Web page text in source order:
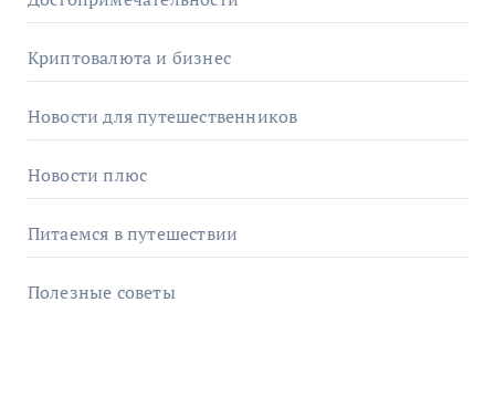
Криптовалюта и бизнес
Новости для путешественников
Новости плюс
Питаемся в путешествии
Полезные советы